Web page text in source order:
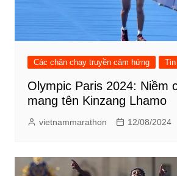
Các chân chạy truyền cảm hứng
Olympic Paris 2024: Niềm
mang tên Kinzang Lhamo
vietnammarathon 12/08/2024